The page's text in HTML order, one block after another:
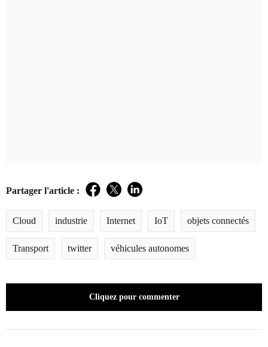
Partager l'article : Facebook
TwitterLinkedIn
Cloud industrie Internet IoT objets connectés
Transport twitter véhicules autonomes
Cliquez pour commenter